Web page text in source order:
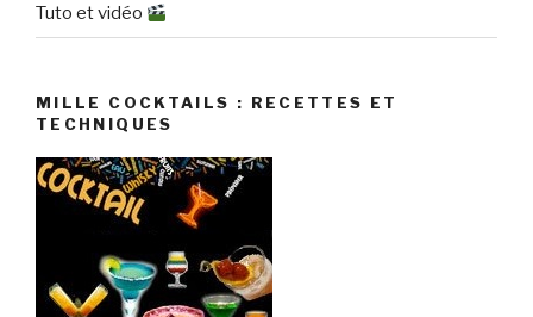
Tuto et vidéo
MILLE COCKTAILS : RECETTES ET
TECHNIQUES